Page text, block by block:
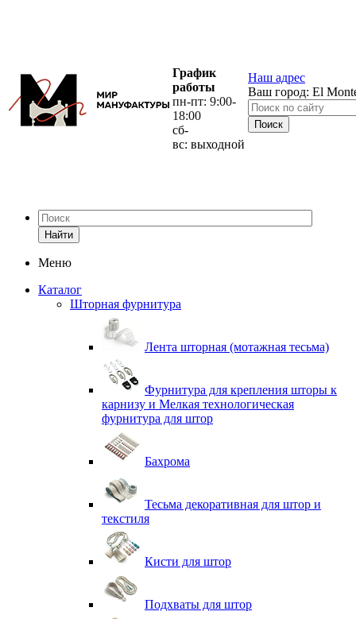
График
работы
пн-пт: 9:00-
18:00
сб-
вс: выходной
Наш адрес
Ваш город: El
Найти
Меню
Каталог
Шторная фурнитура
Лента шторная (мотажная тесьма)
Фурнитура для крепления шторы к
карнизу и Мелкая технологическая
фурнитура для штор
Бахрома
Тесьма декоративная для штор и
текстиля
Кисти для штор
Подхваты для штор